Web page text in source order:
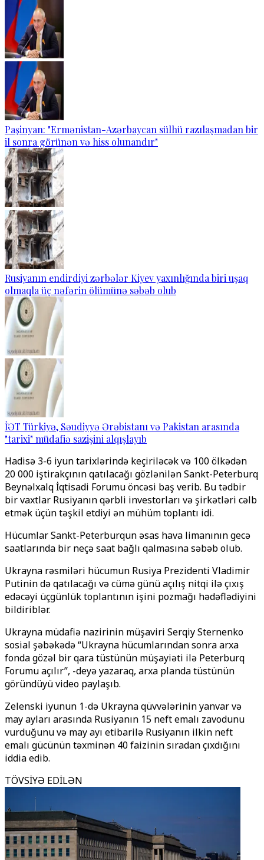
Paşinyan: "Ermənistan-Azərbaycan sülhü razılaşmadan bir
il sonra görünən və hiss olunandır"
Rusiyanın endirdiyi zərbələr Kiyev yaxınlığında biri uşaq
olmaqla üç nəfərin ölümünə səbəb olub
İƏT Türkiyə, Səudiyyə Ərəbistanı və Pakistan arasında
"tarixi" müdafiə sazişini alqışlayıb
Hadisə 3-6 iyun tarixlərində keçiriləcək və 100 ölkədən
20 000 iştirakçının qatılacağı gözlənilən Sankt-Peterburq
Beynəlxalq İqtisadi Forumu öncəsi baş verib. Bu tədbir
bir vaxtlar Rusiyanın qərbli investorları və şirkətləri cəlb
etmək üçün təşkil etdiyi ən mühüm toplantı idi.
Hücumlar Sankt-Peterburqun əsas hava limanının gecə
saatlarında bir neçə saat bağlı qalmasına səbəb olub.
Ukrayna rəsmiləri hücumun Rusiya Prezidenti Vladimir
Putinin də qatılacağı və cümə günü açılış nitqi ilə çıxış
edəcəyi üçgünlük toplantının işini pozmağı hədəflədiyini
bildiriblər.
Ukrayna müdafiə nazirinin müşaviri Serqiy Sternenko
sosial şəbəkədə “Ukrayna hücumlarından sonra arxa
fonda gözəl bir qara tüstünün müşayiəti ilə Peterburq
Forumu açılır”, -deyə yazaraq, arxa planda tüstünün
göründüyü video paylaşıb.
Zelenski iyunun 1-də Ukrayna qüvvələrinin yanvar və
may ayları arasında Rusiyanın 15 neft emalı zavodunu
vurduğunu və may ayı etibarilə Rusiyanın ilkin neft
emalı gücünün təxminən 40 faizinin sıradan çıxdığını
iddia edib.
TÖVSİYƏ EDİLƏN